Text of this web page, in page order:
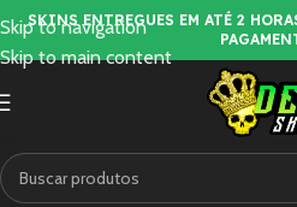
Skip to navigation
Skip to main content
SKINS ENTREGUES EM ATÉ 2